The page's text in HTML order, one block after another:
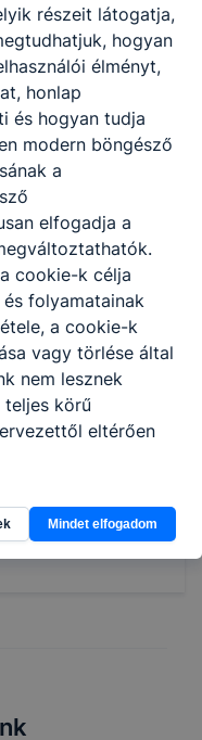
választ a
számítógép
annak gyártását,
szükséges
technológiai
és CNC
cellákon;
CNC
esetén
részeit látogatja,
hogyan
élményt,
honlap
és hogyan tudja
modern böngésző
a
elfogadja a
cookie-k célja
folyamatainak
a cookie-k
vagy törlése által
nem lesznek
teljes körű
eltérően
Mindet elfogadom